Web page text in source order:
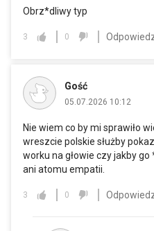
Obrz*dliwy typ
3 0
Gość
05.07.2026 10:12
Nie wiem co by mi sprawiło
wreszcie polskie służby
worku na głowie czy jakby
ani atomu empatii.
3 0